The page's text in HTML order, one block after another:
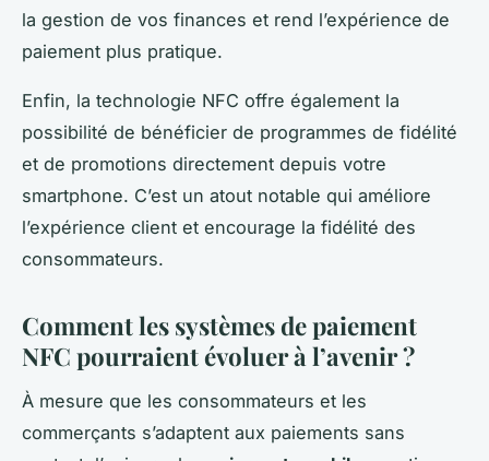
la gestion de vos finances et rend l’expérience de
paiement plus pratique.
Enfin, la technologie NFC offre également la
possibilité de bénéficier de programmes de fidélité
et de promotions directement depuis votre
smartphone. C’est un atout notable qui améliore
l’expérience client et encourage la fidélité des
consommateurs.
Comment les systèmes de paiement
NFC pourraient évoluer à l’avenir ?
À mesure que les consommateurs et les
commerçants s’adaptent aux paiements sans